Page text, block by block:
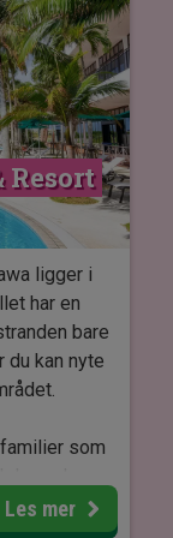
hotellet
Station
med
av
wifi og tv.
Resort
ligger i
har en
bare
du kan nyte
som
strandlivet,
Les mer